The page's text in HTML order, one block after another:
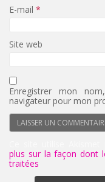
E-mail *
Site web
Enregistrer mon
navigateur pour mon
plus sur la façon dont
traitées